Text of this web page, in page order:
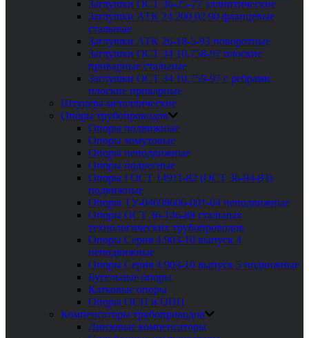
Заглушки ОСТ 36-25-77 эллиптические
Заглушки АТК 24.200 02 90 фланцевые
стальные
Заглушки АТК 26-18-5-93 поворотные
Заглушки ОСТ 34 10.758-97 плоские
приварные стальные
Заглушки ОСТ 34 10.759-97 с ребрами
плоские приварные
Штуцера металлические
Опоры трубопроводов
Опоры подвижные
Опоры хомутовые
Опоры неподвижные
Опоры подвесные
Опоры ГОСТ 14911-82 (ОСТ 36-94-83)
подвижные
Опоры ТУ-04698606-001-04 неподвижные
Опоры ОСТ 36-146-88 стальных
технологических трубопроводов
Опоры Серия 4.903-10 выпуск 4
неподвижные
Опоры Серия 4.903-10 выпуск 5 подвижные
Бугельные опоры
Катковые опоры
Опоры ОСП и ОПП
Компенсаторы трубопроводов
Линзовые компенсаторы